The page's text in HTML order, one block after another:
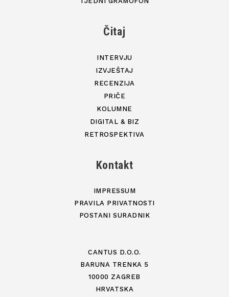
Čitaj
INTERVJU
IZVJEŠTAJ
RECENZIJA
PRIČE
KOLUMNE
DIGITAL & BIZ
RETROSPEKTIVA
Kontakt
IMPRESSUM
PRAVILA PRIVATNOSTI
POSTANI SURADNIK
CANTUS D.O.O.
BARUNA TRENKA 5
10000 ZAGREB
HRVATSKA